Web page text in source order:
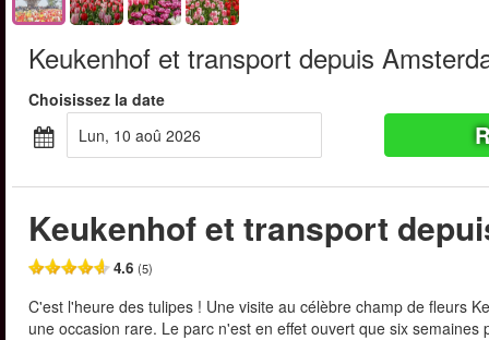
Keukenhof et transport depuis
Choisissez la date
lun, 10 aoû 2026
Keukenhof et transport
4.6 (5)
C'est l'heure des tulipes ! Une visite au célèbre champ de fleurs
une occasion rare. Le parc n'est en effet ouvert que six semaines